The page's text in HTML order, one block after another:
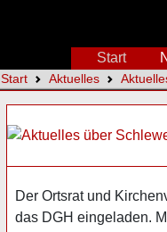
Start
Start Aktuelles
Der Ortsrat und
das DGH eingeladen.